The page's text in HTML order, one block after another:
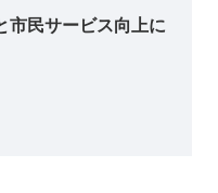
市民サービス向上に